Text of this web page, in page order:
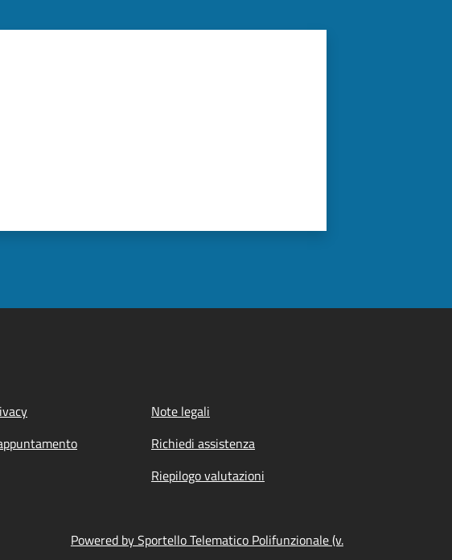
Note legali
Richiedi assistenza
Riepilogo valutazioni
Powered by Sportello Telematico Polifunzionale (v.